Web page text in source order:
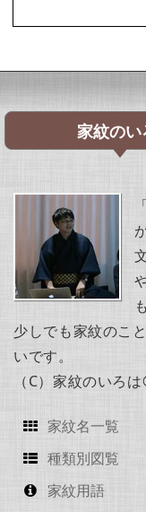
家紋のい
少しでも家紋のこ
いです。
（C）家紋のいろ
家紋名一覧
種類別図覧
家紋用語